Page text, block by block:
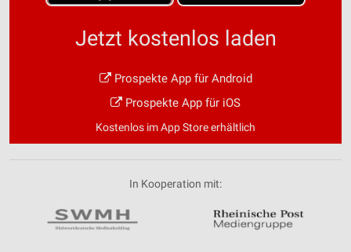
Jetzt kostenlos laden
Prospekte App für Android
Prospekte App für iOS
Kostenlos im App Store erhältlich
In Kooperation mit: